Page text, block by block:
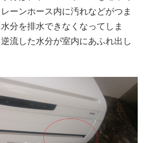
ーンホース内に汚れなどがつま
分を排水できなくなってしま
流した水分が室内にあふれ出し